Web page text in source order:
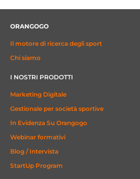
ORANGOGO
Il motore di ricerca degli sport
Chi siamo
I NOSTRI PRODOTTI
Marketing Digitale
Gestionale per società sportive
In Evidenza Su Orangogo
Webinar formativi
Blog / Intervista
StartUp Program